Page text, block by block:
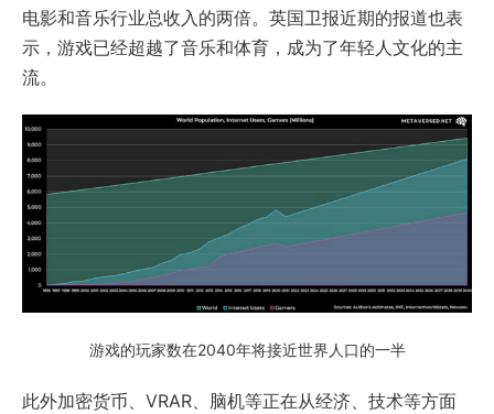
电影和音乐行业总收入的两倍。英国卫报近期的报道也表
示，游戏已经超越了音乐和体育，成为了年轻人文化的主
流。
游戏的玩家数在2040年将接近世界人口的一半
此外加密货币、VRAR、脑机等正在从经济、技术等方面